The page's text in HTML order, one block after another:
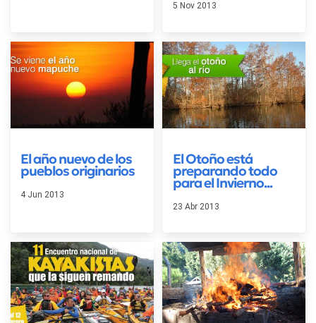
5 Nov 2013
El año nuevo de los
pueblos originarios
4 Jun 2013
El Otoño está
preparando todo
para el Invierno...
23 Abr 2013